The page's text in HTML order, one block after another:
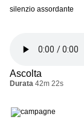
silenzio assordante
Ascolta
Durata 42m 22s